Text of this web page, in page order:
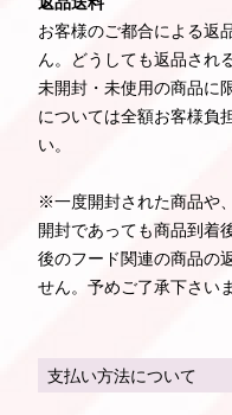
お客様のご都合による返
ん。どうしても返品され
未開封・未使用の商品に
については全額お客様負
い。
※一度開封された商品や
開封であっても商品到着
後のフード関連の商品の
せん。予めご了承下さい
支払い方法について